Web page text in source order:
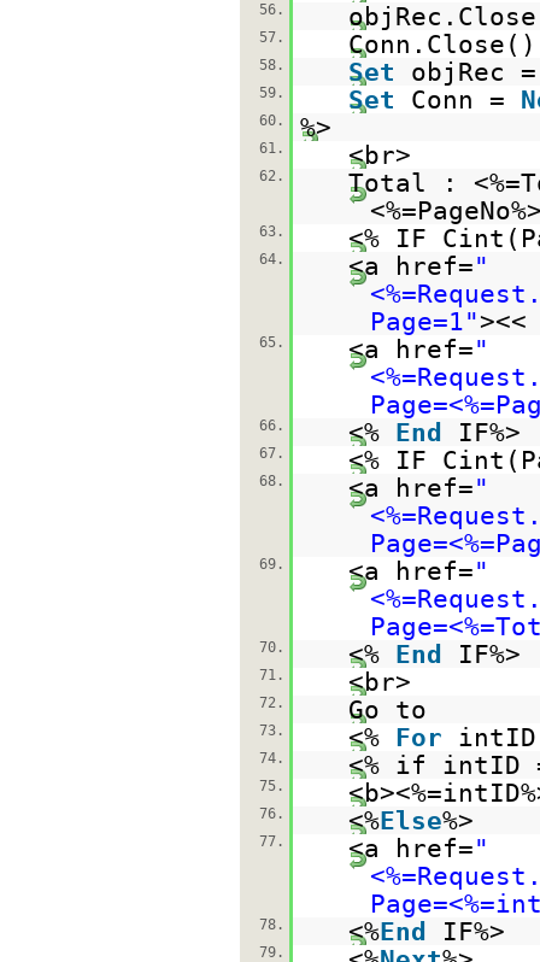
56.
57. Conn.Close()
58. Set objRec
59. Set Conn =
60. %>
61. <br>
62.
Total :
63. <% IF
64. <a href="
Page=1"
65. <a href="
66. <% End IF%>
67. <% IF
68. <a href="
69. <a href="
70. <% End IF%>
71. <br>
72. Go to
73. <% For
74. <% if intID
75.
76. <%Else%>
77. <a href="
78. <%End IF%>
79.